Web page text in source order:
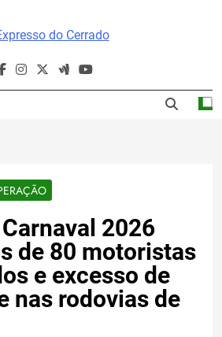
Expresso Do
Cerrado
2026
de 80 motoristas
e excesso de
nas rodovias de